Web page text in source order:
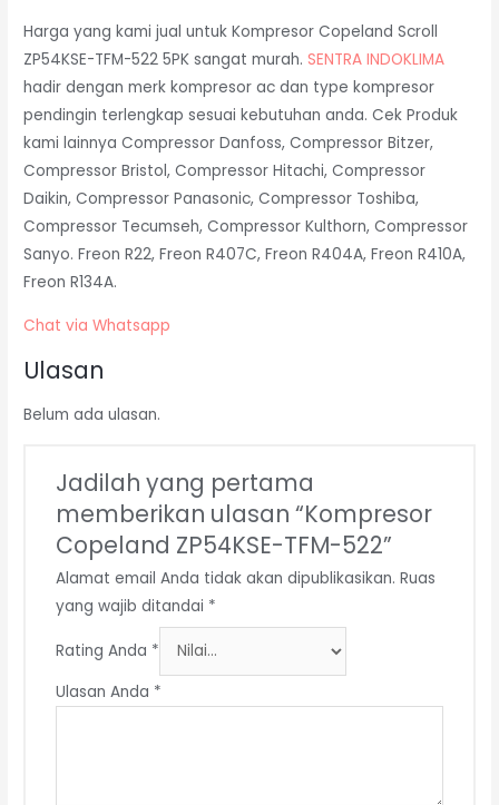
Harga yang kami jual untuk Kompresor Copeland Scroll
ZP54KSE-TFM-522 5PK sangat murah.SENTRA INDOKLIMA
hadir dengan merk kompresor ac dan type kompresor
pendingin terlengkap sesuai kebutuhan anda. Cek Produk
kami lainnya Compressor Danfoss, Compressor Bitzer,
Compressor Bristol, Compressor Hitachi, Compressor
Daikin, Compressor Panasonic, Compressor Toshiba,
Compressor Tecumseh, Compressor Kulthorn, Compressor
Sanyo. Freon R22, Freon R407C, Freon R404A, Freon R410A,
Freon R134A.
Chat via Whatsapp
Ulasan
Belum ada ulasan.
Jadilah yang pertama
memberikan ulasan “Kompresor
Copeland ZP54KSE-TFM-522”
Alamat email Anda tidak akan dipublikasikan. Ruas
yang wajib ditandai *
Rating Anda *
Ulasan Anda *